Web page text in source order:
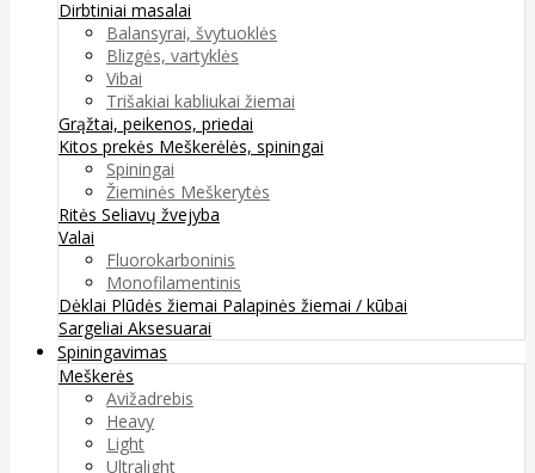
Dirbtiniai masalai
Balansyrai, švytuoklės
Blizgės, vartyklės
Vibai
Trišakiai kabliukai žiemai
Grąžtai, peikenos, priedai
Kitos prekės Meškerėlės, spiningai
Spiningai
Žieminės Meškerytės
Ritės Seliavų žvejyba
Valai
Fluorokarboninis
Monofilamentinis
Dėklai Plūdės žiemai Palapinės žiemai / kūbai
Sargeliai Aksesuarai
Spiningavimas
Meškerės
Avižadrebis
Heavy
Light
Ultralight